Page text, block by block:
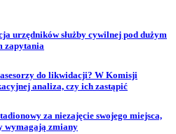
urzędników służby cywilnej pod dużym
zapytania
do likwidacji? W Komisji
analiza, czy ich zastąpić
za niezajęcie swojego miejsca,
wymagają zmiany